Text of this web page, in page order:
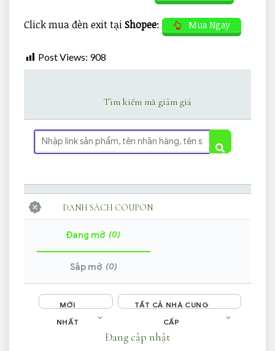
Click mua đèn exit tạiShopee: Mua Ngay
Post Views: 908
Tìm kiếm mã giảm giá
DANH SÁCH COUPON
Đang mở (0)
Sắp mở (0)
MỚI
NHẤT
TẤT CẢ NHÀ CUNG
CẤP
Đang cập nhật